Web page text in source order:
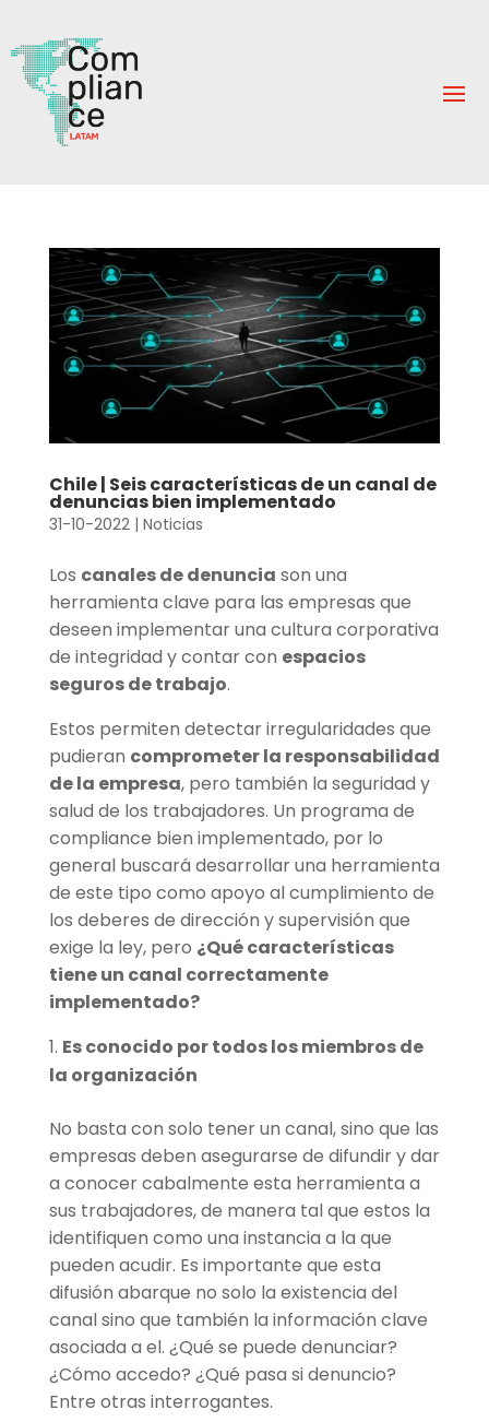
Chile | Seis características de un canal de
denuncias bien implementado
31-10-2022| Noticias
Los canales de denuncia son una
herramienta clave para las empresas que
deseen implementar una cultura corporativa
de integridad y contar con espacios
seguros de trabajo.
Estos permiten detectar irregularidades que
pudieran comprometer la responsabilidad
de la empresa, pero también la seguridad y
salud de los trabajadores. Un programa de
compliance bien implementado, por lo
general buscará desarrollar una herramienta
de este tipo como apoyo al cumplimiento de
los deberes de dirección y supervisión que
exige la ley, pero ¿Qué características
tiene un canal correctamente
implementado?
Es conocido por todos los miembros de
la organización
No basta con solo tener un canal, sino que las
empresas deben asegurarse de difundir y dar
a conocer cabalmente esta herramienta a
sus trabajadores, de manera tal que estos la
identifiquen como una instancia a la que
pueden acudir. Es importante que esta
difusión abarque no solo la existencia del
canal sino que también la información clave
asociada a el. ¿Qué se puede denunciar?
¿Cómo accedo? ¿Qué pasa si denuncio?
Entre otras interrogantes.